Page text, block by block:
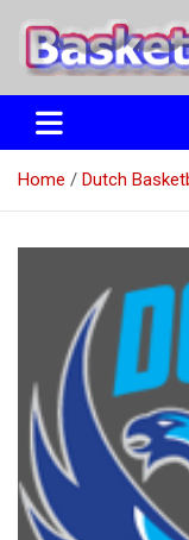
naar
Etten
Home Dutch